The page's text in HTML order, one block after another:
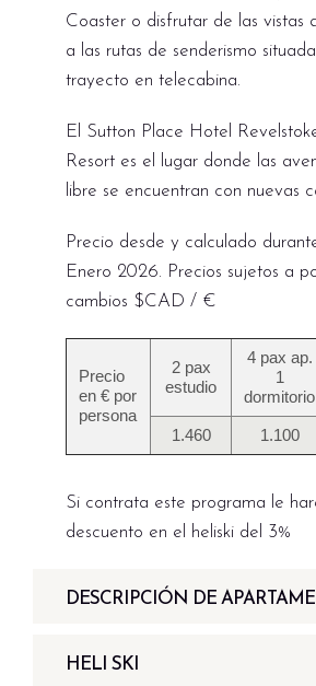
Coaster o disfrutar de las vistas
a las rutas de senderismo
trayecto en telecabina.
El Sutton Place Hotel
Resort es el lugar donde las
libre se encuentran con nuevas
Precio desde y calculado
Enero 2026. Precios sujetos a
cambios $CAD / €
Precio
en € por
persona
2 pax
estudio
4 pax ap.
1
dormitorio
1.460 1.100
Si contrata este programa le
descuento en el heliski del 3%
DESCRIPCIÓN DE
los 475 y los 532 pies
HELI SKI